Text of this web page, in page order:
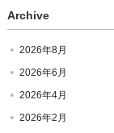
Archive
2026年8月
2026年6月
2026年4月
2026年2月